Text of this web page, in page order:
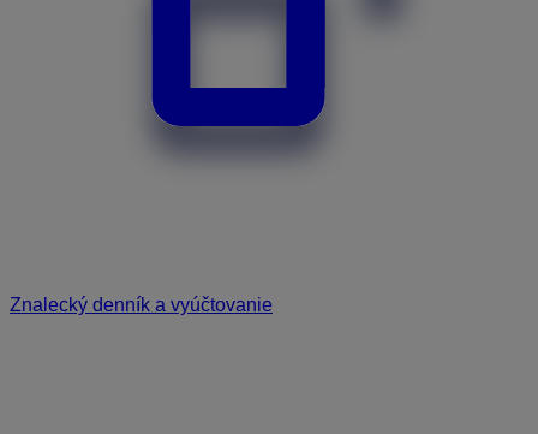
Znalecký denník a vyúčtovanie